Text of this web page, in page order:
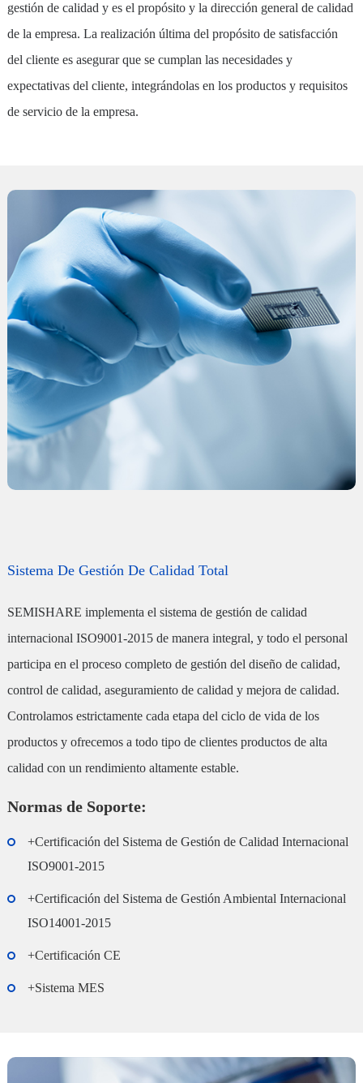
gestión de calidad y es el propósito y la dirección general de calidad
de la empresa. La realización última del propósito de satisfacción
del cliente es asegurar que se cumplan las necesidades y
expectativas del cliente, integrándolas en los productos y requisitos
de servicio de la empresa.
Sistema De Gestión De Calidad Total
SEMISHARE implementa el sistema de gestión de calidad
internacional ISO9001-2015 de manera integral, y todo el personal
participa en el proceso completo de gestión del diseño de calidad,
control de calidad, aseguramiento de calidad y mejora de calidad.
Controlamos estrictamente cada etapa del ciclo de vida de los
productos y ofrecemos a todo tipo de clientes productos de alta
calidad con un rendimiento altamente estable.
Normas de Soporte:
+Certificación del Sistema de Gestión de Calidad Internacional
ISO9001-2015
+Certificación del Sistema de Gestión Ambiental Internacional
ISO14001-2015
+Certificación CE
+Sistema MES